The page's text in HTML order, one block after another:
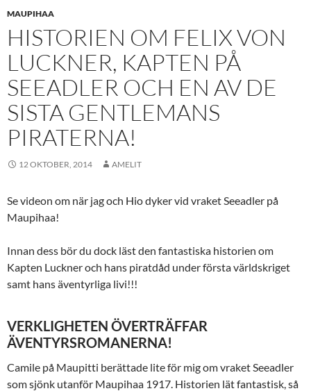
MAUPIHAA
HISTORIEN OM FELIX VON
LUCKNER, KAPTEN PÅ
SEEADLER OCH EN AV DE
SISTA GENTLEMANS
PIRATERNA!
12 OKTOBER, 2014 AMELIT
Se videon om när jag och Hio dyker vid vraket Seeadler på
Maupihaa!
Innan dess bör du dock läst den fantastiska historien om
Kapten Luckner och hans piratdåd under första världskriget
samt hans äventyrliga livi!!!
VERKLIGHETEN ÖVERTRÄFFAR
ÄVENTYRSROMANERNA!
Camile på Maupitti berättade lite för mig om vraket Seeadler
som sjönk utanför Maupihaa 1917. Historien lät fantastisk, så